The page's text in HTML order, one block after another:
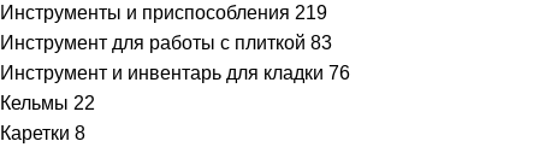
Инструменты и приспособления 219
Инструмент для работы с плиткой 83
Инструмент и инвентарь для кладки 76
Кельмы 22
Каретки 8